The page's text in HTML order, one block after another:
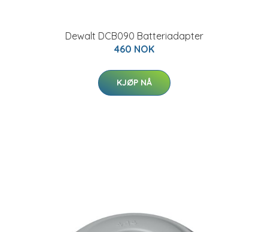
Dewalt DCB090 Batteriadapter
460 NOK
KJØP NÅ